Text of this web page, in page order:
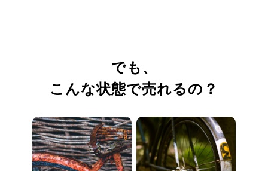
でも、
こんな状態で売れるの？